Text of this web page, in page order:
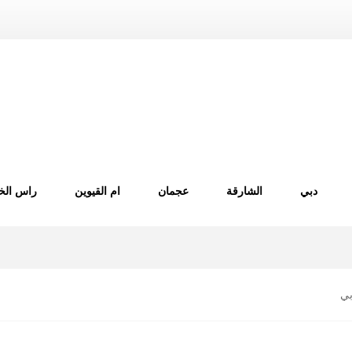
دبي الشارقة عجمان ام القيوين راس